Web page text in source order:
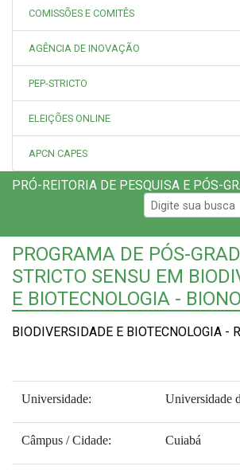
COMISSÕES E COMITÊS
AGÊNCIA DE INOVAÇÃO
PEP-STRICTO
ELEIÇÕES ONLINE
APCN CAPES
PRÓ-REITORIA DE PESQUISA E PÓS-
PROGRAMA DE PÓS-
STRICTO SENSU EM
E BIOTECNOLOGIA -
BIODIVERSIDADE E BIOTECNOLOGIA -
Universidade: Universidade
Câmpus / Cidade: Cuiabá